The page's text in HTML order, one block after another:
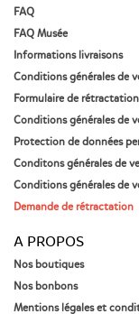
FAQ
FAQ Musée
Informations livraisons
Conditions générales de
Formulaire de rétractation
Conditions générales de
Protection de données
Conditons générales de
Conditions générales de
Demande de rétractation
A PROPOS
Nos boutiques
Nos bonbons
Mentions légales et